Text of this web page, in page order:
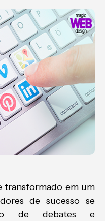
transformado em um
de sucesso se
de debates e